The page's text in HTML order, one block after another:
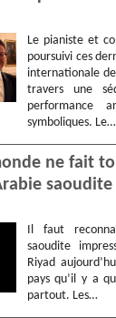
Le pianiste et
poursuivi ces
internationale
travers une
performance
symboliques. Le…
ne fait
saoudite
Il faut
saoudite
Riyad
pays qu’il y a
partout. Les…